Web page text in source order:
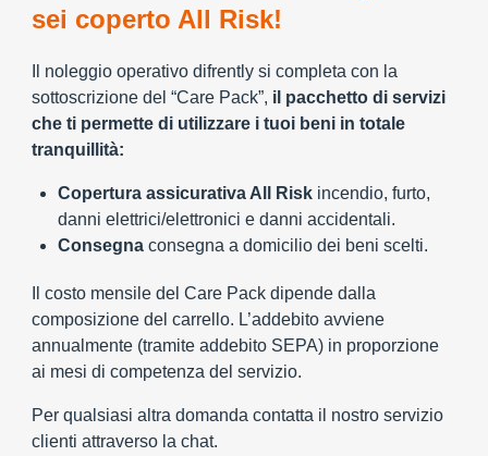
sei coperto All Risk!
Il noleggio operativo difrently si completa con la
sottoscrizione del “Care Pack”, il pacchetto di servizi
che ti permette di utilizzare i tuoi beni in totale
tranquillità:
Copertura assicurativa All Risk incendio, furto,
danni elettrici/elettronici e danni accidentali.
Consegna consegna a domicilio dei beni scelti.
Il costo mensile del Care Pack dipende dalla
composizione del carrello. L’addebito avviene
annualmente (tramite addebito SEPA) in proporzione
ai mesi di competenza del servizio.
Per qualsiasi altra domanda contatta il nostro servizio
clienti attraverso la chat.